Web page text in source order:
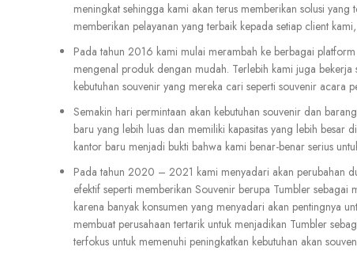
meningkat sehingga kami akan terus memberikan solusi
memberikan pelayanan yang terbaik kepada setiap client
Pada tahun 2016 kami mulai merambah ke berbagai
mengenal produk dengan mudah. Terlebih kami juga bekerja
kebutuhan souvenir yang mereka cari seperti souvenir acara
Semakin hari permintaan akan kebutuhan souvenir dan
baru yang lebih luas dan memiliki kapasitas yang lebih
kantor baru menjadi bukti bahwa kami benar-benar serius
Pada tahun 2020 – 2021 kami menyadari akan perubahan
efektif seperti memberikan Souvenir berupa Tumbler
karena banyak konsumen yang menyadari akan pentingnya
membuat perusahaan tertarik untuk menjadikan Tumbler
terfokus untuk memenuhi peningkatkan kebutuhan akan